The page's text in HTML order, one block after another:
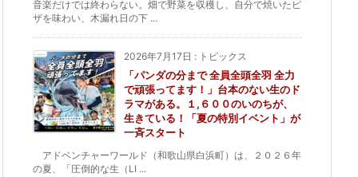
音楽だけでは終わらない。畑で野菜を収穫し、自分で焼いたピ
ザを味わい、木漏れ日の下 ...
2026年7月17日 : トピックス
「パンダの分まで 全員全頭全羽 全力
で頑張ってます！」台本のない生のド
ラマがある。１,６００のいのちが、
生きている！「夏の特別イベント」が
一斉スタート
アドベンチャーワールド（和歌山県白浜町）は、２０２６年
の夏、「圧倒的な生（LI ...